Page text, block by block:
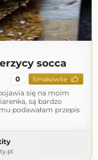
socca
0 Smakowite
się na moim
są bardzo
podawałam przepis